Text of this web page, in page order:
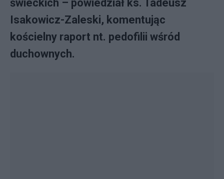
świeckich – powiedział ks. Tadeusz
Isakowicz-Zaleski, komentując
kościelny raport nt. pedofilii wśród
duchownych.